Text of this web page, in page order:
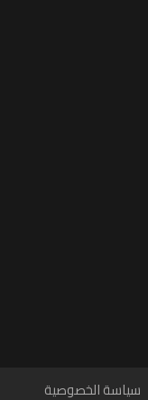
سياسة الخصوصية